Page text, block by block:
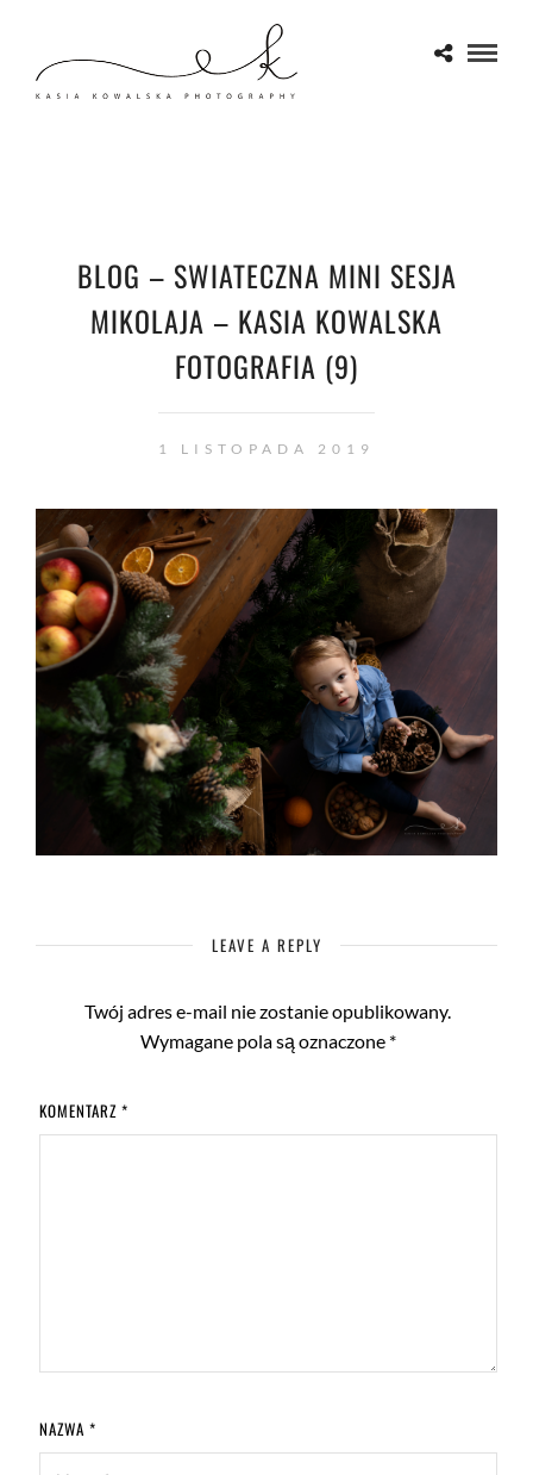
BLOG – SWIATECZNA MINI SESJA
MIKOLAJA – KASIA KOWALSKA
FOTOGRAFIA (9)
1 LISTOPADA 2019
LEAVE A REPLY
Twój adres e-mail nie zostanie opublikowany.
Wymagane pola są oznaczone *
KOMENTARZ *
NAZWA *